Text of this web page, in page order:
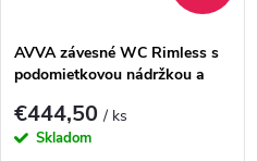
AVVA závesné WC Rimless s
podomietkovou nádržkou a
€444,50/ ks
Skladom